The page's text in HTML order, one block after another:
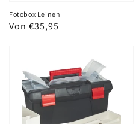
Fotobox Leinen
Normaler
Von €35,95